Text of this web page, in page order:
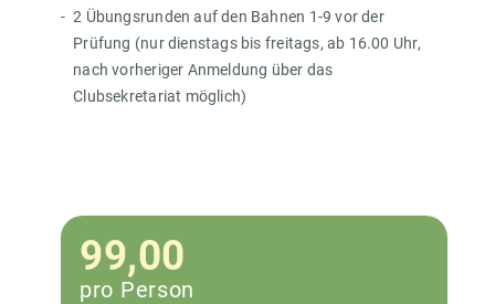
2 Übungsrunden auf den Bahnen 1-9 vor der
Prüfung (nur dienstags bis freitags, ab 16.00 Uhr,
nach vorheriger Anmeldung über das
Clubsekretariat möglich)
99,00
pro Person